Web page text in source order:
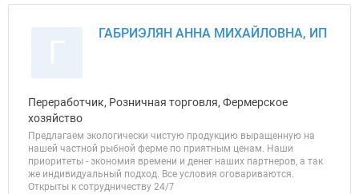
ГАБРИЭЛЯН АННА МИХАЙЛОВНА, ИП
Переработчик, Розничная торговля, Фермерское
хозяйство
Предлагаем экологически чистую продукцию выращенную на
нашей частной рыбной ферме по приятным ценам. Наши
приоритеты - экономия времени и денег наших партнеров, а так
же индивидуальный подход. Все условия оговариваются.
Открыты к сотрудничеству 24/7